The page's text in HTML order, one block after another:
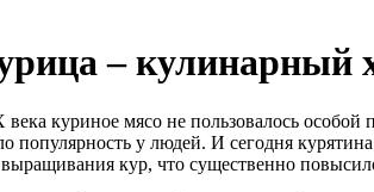
– кулинарный
куриное мясо не пользовалось
популярность у людей. И сегодня
кур, что существенно